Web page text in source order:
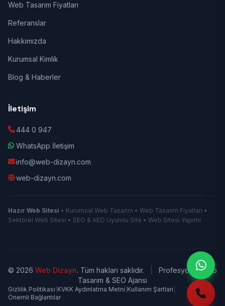
Web Tasarım Fiyatları
Referanslar
Hakkımızda
Kurumsal Kimlik
Blog & Haberler
İletişim
444 0 947
WhatsApp İletişim
info@web-dizayn.com
web-dizayn.com
Hazır Web Sitesi • Kurumsal Web Tasarım • Web Tasarım Fiyatları •
Sektörel Web Sitesi • SEO & AEO Uyumlu Site • Web Sitesi Yapımı
© 2026 Web Dizayn. Tüm hakları saklıdır.
Profesyonel Web
Tasarım & SEO Ajansı
Gizlilik Politikası KVKK Aydınlatma Metni Kullanım Şartları
Önemli Bağlantılar